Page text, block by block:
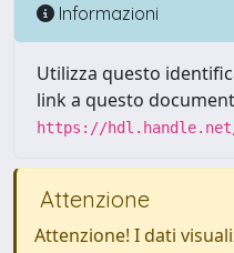
Informazioni
Utilizza questo
link a questo
https://hdl.handle.net/
Attenzione
Attenzione! I dati